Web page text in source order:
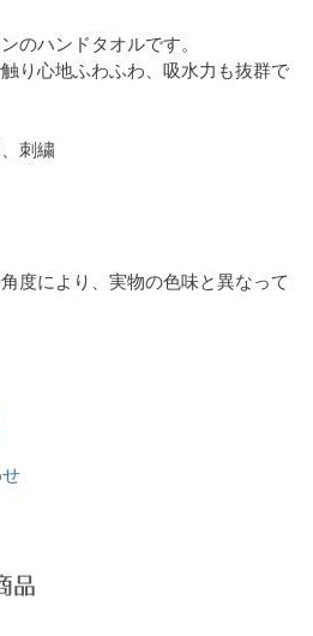
のハンドタオルです。
り心地ふわふわ、吸水力も抜群で
刺繍
度により、実物の色味と異なって
品